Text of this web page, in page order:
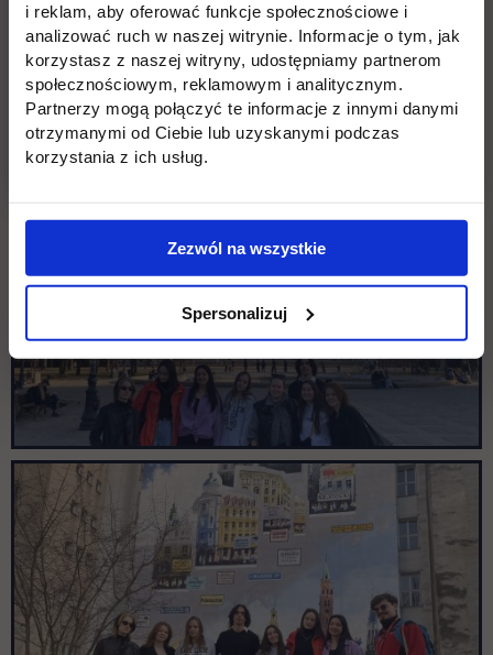
i reklam, aby oferować funkcje społecznościowe i
analizować ruch w naszej witrynie. Informacje o tym, jak
korzystasz z naszej witryny, udostępniamy partnerom
społecznościowym, reklamowym i analitycznym.
Partnerzy mogą połączyć te informacje z innymi danymi
otrzymanymi od Ciebie lub uzyskanymi podczas
korzystania z ich usług.
Zezwól na wszystkie
Spersonalizuj
Program Erasmus+ | UTH
Warszawa
Pomiń galerię